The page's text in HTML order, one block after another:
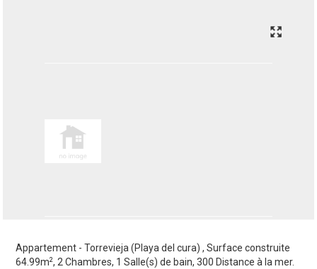
Appartement - Torrevieja (Playa del cura) , Surface construite
64.99m2, 2 Chambres, 1 Salle(s) de bain, 300 Distance à la mer.